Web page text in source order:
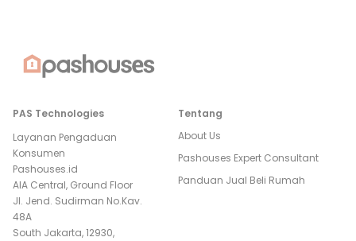
PAS Technologies
Layanan Pengaduan
Konsumen
Pashouses.id
AIA Central, Ground Floor
Jl. Jend. Sudirman No.Kav.
48A
South Jakarta, 12930,
Tentang
About Us
Pashouses Expert Consultant
Panduan Jual Beli Rumah